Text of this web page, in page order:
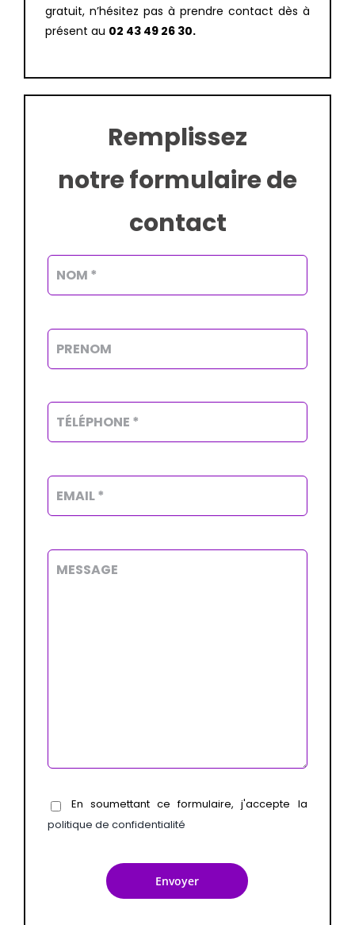
gratuit, n’hésitez pas à prendre contact dès à
présent au 02 43 49 26 30.
Remplissez
notre formulaire de
contact
En soumettant ce formulaire, j'accepte la
politique de confidentialité